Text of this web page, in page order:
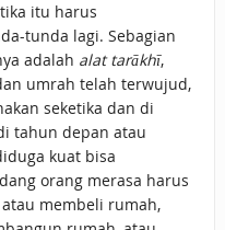
itu harus
tunda lagi. Sebagian
adalah alat tarākhī,
umrah telah terwujud,
seketika dan di
tahun depan atau
kuat bisa
orang merasa harus
membeli rumah,